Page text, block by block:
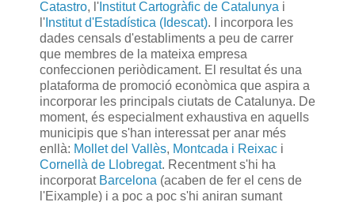
Catastro, l' Institut Cartogràfic de Catalunya i
l' Institut d'Estadística (Idescat). I incorpora les
dades censals d'establiments a peu de carrer
que membres de la mateixa empresa
confeccionen periòdicament. El resultat és una
plataforma de promoció econòmica que aspira a
incorporar les principals ciutats de Catalunya. De
moment, és especialment exhaustiva en aquells
municipis que s'han interessat per anar més
enllà: Mollet del Vallès, Montcada i Reixac i
Cornellà de Llobregat. Recentment s'hi ha
incorporat Barcelona (acaben de fer el cens de
l'Eixample) i a poc a poc s'hi aniran sumant